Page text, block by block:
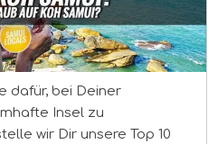
dafür, bei Deiner
Insel zu
wir Dir unsere Top 10